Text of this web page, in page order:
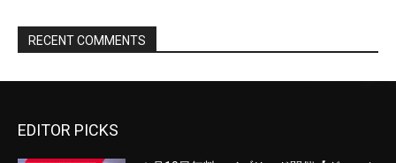
EDITOR PICKS